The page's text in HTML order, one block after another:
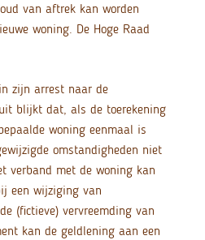
van aftrek kan worden
woning. De Hoge Raad
zijn arrest naar de
blijkt dat, als de toerekening
woning eenmaal is
omstandigheden niet
verband met de woning kan
een wijziging van
(fictieve) vervreemding van
kan de geldlening aan een